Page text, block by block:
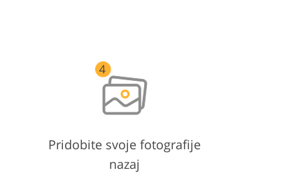
Pridobite svoje fotografije
nazaj